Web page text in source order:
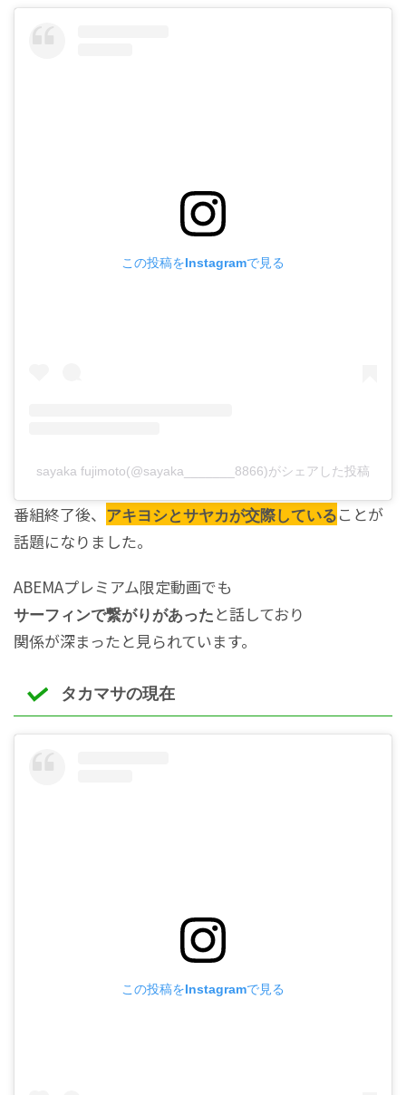
この投稿をInstagramで見る
sayaka fujimoto(@sayaka_______8866)がシェアした投稿
番組終了後、 アキヨシとサヤカが交際していることが
話題になりました。
ABEMAプレミアム限定動画でも
サーフィンで繋がりがあったと話しており
関係が深まったと見られています。
タカマサの現在
この投稿をInstagramで見る